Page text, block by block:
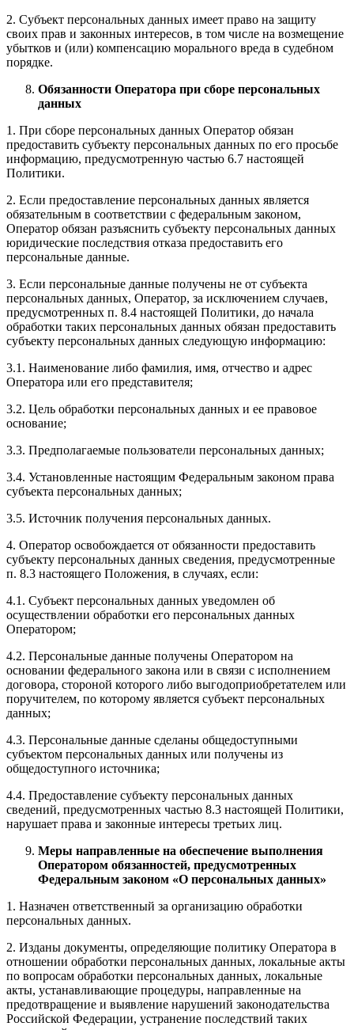
2. Субъект персональных данных имеет право на защиту
своих прав и законных интересов, в том числе на возмещение
убытков и (или) компенсацию морального вреда в судебном
порядке.
Обязанности Оператора при сборе персональных
данных
1. При сборе персональных данных Оператор обязан
предоставить субъекту персональных данных по его просьбе
информацию, предусмотренную частью 6.7 настоящей
Политики.
2. Если предоставление персональных данных является
обязательным в соответствии с федеральным законом,
Оператор обязан разъяснить субъекту персональных данных
юридические последствия отказа предоставить его
персональные данные.
3. Если персональные данные получены не от субъекта
персональных данных, Оператор, за исключением случаев,
предусмотренных п. 8.4 настоящей Политики, до начала
обработки таких персональных данных обязан предоставить
субъекту персональных данных следующую информацию:
3.1. Наименование либо фамилия, имя, отчество и адрес
Оператора или его представителя;
3.2. Цель обработки персональных данных и ее правовое
основание;
3.3. Предполагаемые пользователи персональных данных;
3.4. Установленные настоящим Федеральным законом права
субъекта персональных данных;
3.5. Источник получения персональных данных.
4. Оператор освобождается от обязанности предоставить
субъекту персональных данных сведения, предусмотренные
п. 8.3 настоящего Положения, в случаях, если:
4.1. Субъект персональных данных уведомлен об
осуществлении обработки его персональных данных
Оператором;
4.2. Персональные данные получены Оператором на
основании федерального закона или в связи с исполнением
договора, стороной которого либо выгодоприобретателем или
поручителем, по которому является субъект персональных
данных;
4.3. Персональные данные сделаны общедоступными
субъектом персональных данных или получены из
общедоступного источника;
4.4. Предоставление субъекту персональных данных
сведений, предусмотренных частью 8.3 настоящей Политики,
нарушает права и законные интересы третьих лиц.
Меры направленные на обеспечение выполнения
Оператором обязанностей, предусмотренных
Федеральным законом «О персональных данных»
1. Назначен ответственный за организацию обработки
персональных данных.
2. Изданы документы, определяющие политику Оператора в
отношении обработки персональных данных, локальные акты
по вопросам обработки персональных данных, локальные
акты, устанавливающие процедуры, направленные на
предотвращение и выявление нарушений законодательства
Российской Федерации, устранение последствий таких